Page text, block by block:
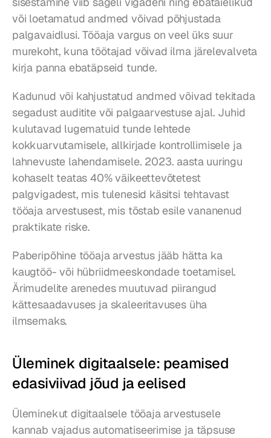
või loetamatud andmed võivad põhjustada
palgavaidlusi. Tööaja vargus on veel üks suur
murekoht, kuna töötajad võivad ilma järelevalveta
kirja panna ebatäpseid tunde.
Kadunud või kahjustatud andmed võivad tekitada
segadust auditite või palgaarvestuse ajal. Juhid
kulutavad lugematuid tunde lehtede
kokkuarvutamisele, allkirjade kontrollimisele ja
lahnevuste lahendamisele. 2023. aasta uuringu
kohaselt teatas 40% väikeettevõtetest
palgvigadest, mis tulenesid käsitsi tehtavast
tööaja arvestusest, mis tõstab esile vananenud
praktikate riske.
Paberipõhine tööaja arvestus jääb hätta ka
kaugtöö- või hübriidmeeskondade toetamisel.
Ärimudelite arenedes muutuvad piirangud
kättesaadavuses ja skaleeritavuses üha
ilmsemaks.
Üleminek digitaalsele: peamised
edasiviivad jõud ja eelised
Üleminekut digitaalsele tööaja arvestusele
kannab vajadus automatiseerimise ja täpsuse